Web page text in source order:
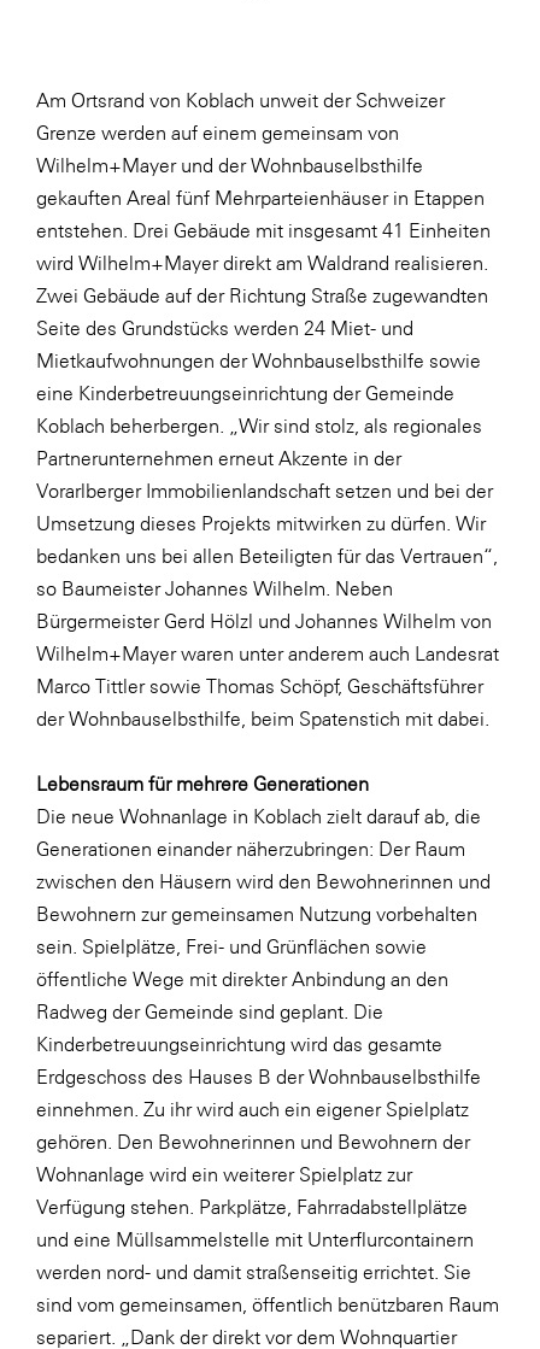
Primark
Salesforce
sebamed
SeneCura
SERVICE&MORE
SKINUANCE®
Somfy
Sony DADC
SPIEGLTEC
STIHL Tirol
Trend Micro
TAG GmbH
VALETTA
Verband Druck Medien Österreich
Wirtschaftskammer Salzburg
WKS Fachgruppe Finanzdienstleister
WK UBIT
Zühlke
Media
Am Ortsrand von Koblach unweit der Schweizer
Grenze werden auf einem gemeinsam von
Wilhelm+Mayer und der Wohnbauselbsthilfe
gekauften Areal fünf Mehrparteienhäuser in Etappen
entstehen. Drei Gebäude mit insgesamt 41 Einheiten
wird Wilhelm+Mayer direkt am Waldrand realisieren.
Zwei Gebäude auf der Richtung Straße zugewandten
Seite des Grundstücks werden 24 Miet- und
Mietkaufwohnungen der Wohnbauselbsthilfe sowie
eine Kinderbetreuungseinrichtung der Gemeinde
Koblach beherbergen. „Wir sind stolz, als regionales
Partnerunternehmen erneut Akzente in der
Vorarlberger Immobilienlandschaft setzen und bei der
Umsetzung dieses Projekts mitwirken zu dürfen. Wir
bedanken uns bei allen Beteiligten für das Vertrauen“,
so Baumeister Johannes Wilhelm. Neben
Bürgermeister Gerd Hölzl und Johannes Wilhelm von
Wilhelm+Mayer waren unter anderem auch Landesrat
Marco Tittler sowie Thomas Schöpf, Geschäftsführer
der Wohnbauselbsthilfe, beim Spatenstich mit dabei.
Lebensraum für mehrere Generationen
Die neue Wohnanlage in Koblach zielt darauf ab, die
Generationen einander näherzubringen: Der Raum
zwischen den Häusern wird den Bewohnerinnen und
Bewohnern zur gemeinsamen Nutzung vorbehalten
sein. Spielplätze, Frei- und Grünflächen sowie
öffentliche Wege mit direkter Anbindung an den
Radweg der Gemeinde sind geplant. Die
Kinderbetreuungseinrichtung wird das gesamte
Erdgeschoss des Hauses B der Wohnbauselbsthilfe
einnehmen. Zu ihr wird auch ein eigener Spielplatz
gehören. Den Bewohnerinnen und Bewohnern der
Wohnanlage wird ein weiterer Spielplatz zur
Verfügung stehen. Parkplätze, Fahrradabstellplätze
und eine Müllsammelstelle mit Unterflurcontainern
werden nord- und damit straßenseitig errichtet. Sie
sind vom gemeinsamen, öffentlich benützbaren Raum
separiert. „Dank der direkt vor dem Wohnquartier